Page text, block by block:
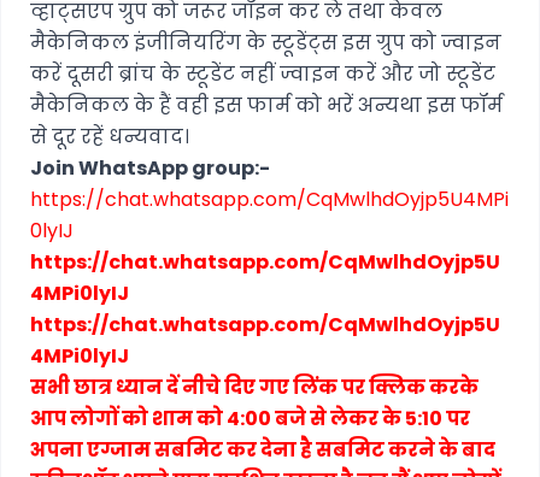
व्हाट्सएप ग्रुप को जरूर जॉइन कर ले तथा केवल
मैकेनिकल इंजीनियरिंग के स्टूडेंट्स इस ग्रुप को ज्वाइन
करें दूसरी ब्रांच के स्टूडेंट नहीं ज्वाइन करें और जो स्टूडेंट
मैकेनिकल के हैं वही इस फार्म को भरें अन्यथा इस फॉर्म
से दूर रहें धन्यवाद।
Join WhatsApp group:-
https://chat.whatsapp.com/CqMwlhdOyjp5U4MPi
0lyIJ
https://chat.whatsapp.com/CqMwlhdOyjp5U
4MPi0lyIJ
https://chat.whatsapp.com/CqMwlhdOyjp5U
4MPi0lyIJ
सभी छात्र ध्यान दें नीचे दिए गए लिंक पर क्लिक करके
आप लोगों को शाम को 4:00 बजे से लेकर के 5:10 पर
अपना एग्जाम सबमिट कर देना है सबमिट करने के बाद